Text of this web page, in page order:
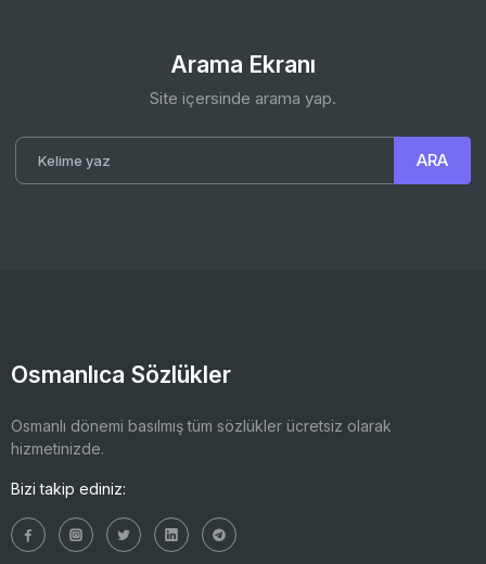
Arama Ekranı
Site içersinde arama yap.
Osmanlıca Sözlükler
Osmanlı dönemi basılmış tüm sözlükler ücretsiz olarak
hizmetinizde.
Bizi takip ediniz: